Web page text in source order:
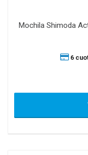
Mochila Shimoda
6